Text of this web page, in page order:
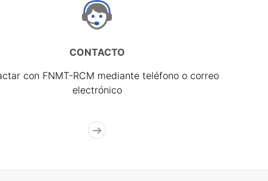
CONTACTO
con FNMT-RCM mediante teléfono o correo
electrónico